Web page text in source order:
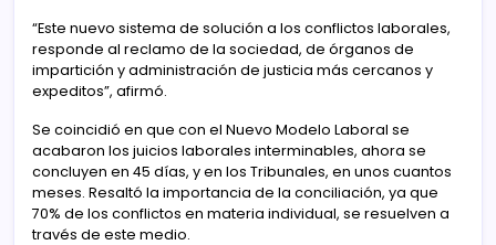
“Este nuevo sistema de solución a los conflictos laborales,
responde al reclamo de la sociedad, de órganos de
impartición y administración de justicia más cercanos y
expeditos”, afirmó.
Se coincidió en que con el Nuevo Modelo Laboral se
acabaron los juicios laborales interminables, ahora se
concluyen en 45 días, y en los Tribunales, en unos cuantos
meses. Resaltó la importancia de la conciliación, ya que
70% de los conflictos en materia individual, se resuelven a
través de este medio.